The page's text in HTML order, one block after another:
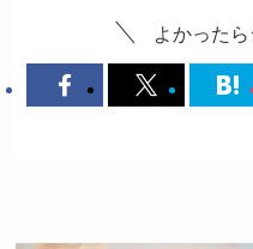
よかった